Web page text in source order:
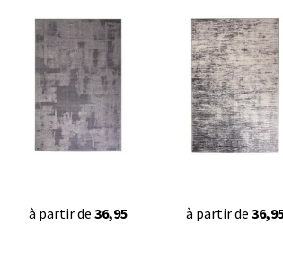
à partir de 36,95 à partir de